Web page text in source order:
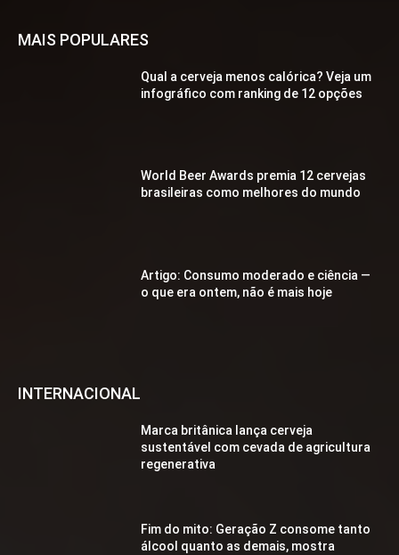
MAIS POPULARES
Qual a cerveja menos calórica? Veja um
infográfico com ranking de 12 opções
World Beer Awards premia 12 cervejas
brasileiras como melhores do mundo
Artigo: Consumo moderado e ciência —
o que era ontem, não é mais hoje
INTERNACIONAL
Marca britânica lança cerveja
sustentável com cevada de agricultura
regenerativa
Fim do mito: Geração Z consome tanto
álcool quanto as demais, mostra